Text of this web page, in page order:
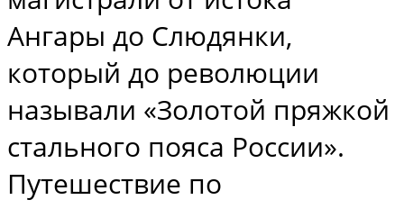
Ангары до Слюдянки,
который до революции
называли «Золотой пряжкой
стального пояса России».
Путешествие по